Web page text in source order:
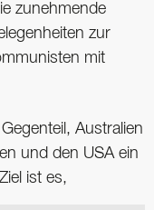
zunehmende
zur
mit
Australien
und den USA ein
ist es,